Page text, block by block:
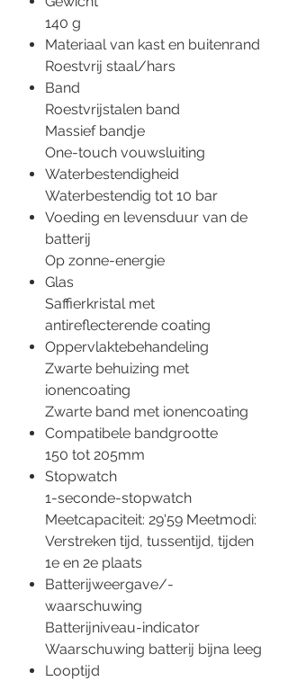
140 g
Materiaal van kast en buitenrand
Roestvrij staal/hars
Band
Roestvrijstalen band
Massief bandje
One-touch vouwsluiting
Waterbestendigheid
Waterbestendig tot 10 bar
Voeding en levensduur van de
batterij
Op zonne-energie
Glas
Saffierkristal met
antireflecterende coating
Oppervlaktebehandeling
Zwarte behuizing met
ionencoating
Zwarte band met ionencoating
Compatibele bandgrootte
150 tot 205mm
Stopwatch
1-seconde-stopwatch
Meetcapaciteit: 29'59 Meetmodi:
Verstreken tijd, tussentijd, tijden
1e en 2e plaats
Batterijweergave/-
waarschuwing
Batterijniveau-indicator
Waarschuwing batterij bijna leeg
Looptijd